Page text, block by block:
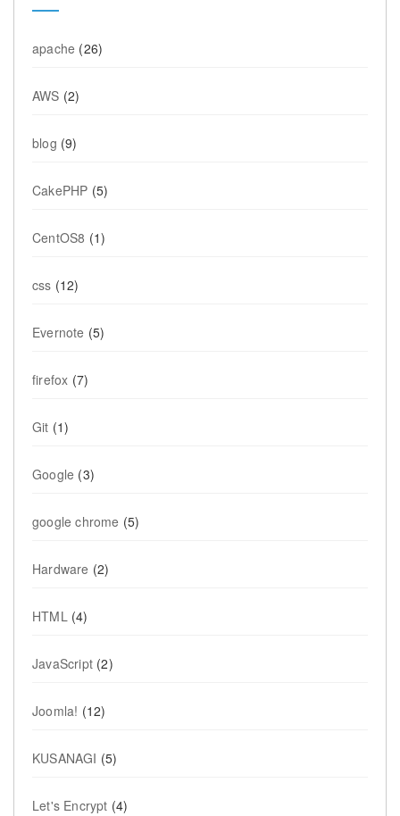
apache (26)
AWS (2)
blog (9)
CakePHP (5)
CentOS8 (1)
css (12)
Evernote (5)
firefox (7)
Git (1)
Google (3)
google chrome (5)
Hardware (2)
HTML(4)
JavaScript (2)
Joomla! (12)
KUSANAGI (5)
Let's Encrypt (4)